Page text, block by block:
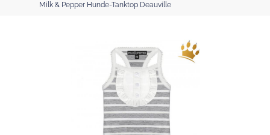
Milk & Pepper Hunde-Tanktop Deauville